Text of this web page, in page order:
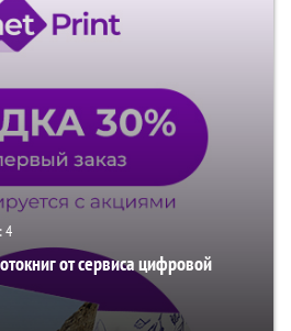
4
от сервиса цифровой